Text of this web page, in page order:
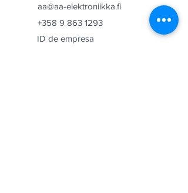
aa@aa-elektroniikka.fi
+358 9 863 1293
ID de empresa